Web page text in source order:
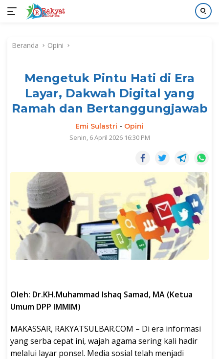
kontenBeranda Opini
Mengetuk Pintu Hati di Era
Layar, Dakwah Digital yang
Ramah dan Bertanggungjawab
Emi Sulastri - Opini
Senin, 6 April 2026 16:30 PM
Oleh: Dr.KH.Muhammad Ishaq Samad, MA (Ketua
Umum DPP IMMIM)
MAKASSAR, RAKYATSULBAR.COM – Di era informasi
yang serba cepat ini, wajah agama sering kali hadir
melalui layar ponsel. Media sosial telah menjadi